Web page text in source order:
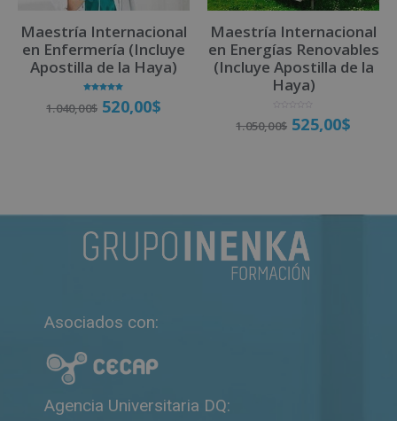
Maestría Internacional
en Enfermería (Incluye
Apostilla de la Haya)
con
5.00
1.040,00$ 520,00$
Maestría Internacional
en Energías Renovables
(Incluye Apostilla de la
Haya)
a
l
5
1.050,00$ 525,00$
Asociados con:
Agencia Universitaria DQ: